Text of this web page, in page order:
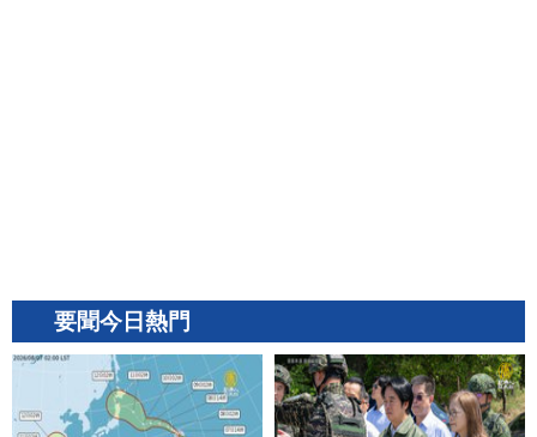
要聞今日熱門